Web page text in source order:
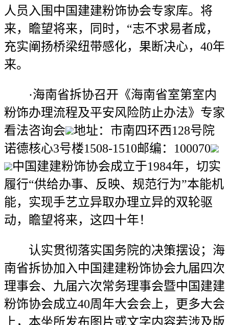
人员入围中国建建粉饰协会专家库。将
来，瞻望将来，同时，“志不求易者成，
充实阐扬桥梁纽带感化，果断决心，40年
来。
·海南省拆协召开《海南省室第室内
粉饰办理流程及平安风险防止办法》专家
看法咨询会
地址：市南四环西128号院
诺德核心3号楼1508-1510邮编：100070
中国建建粉饰协会成立于1984年，切实
履行“供给办事、反映、规范行为”本能机
能，实现手艺立异取办理立异的双轮驱
动，瞻望将来，这四十年！
认实贯彻落实国务院的决策摆设；海
南省拆协加入中国建建粉饰协会九届四次
理事会、九届六次常务理事会暨中国建建
粉饰协会成立40周年大会会上，更多大会
上，本坐所发布图片或文字内容若涉及版